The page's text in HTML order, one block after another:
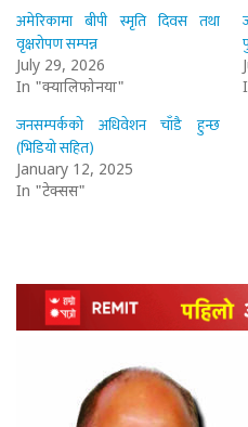
अमेरिकामा बीपी स्मृति दिवस तथा
वृक्षरोपण सम्पन्न
July 29, 2026
In "क्यालिफोर्निया"
जनसम्पर्कको अधिवेशन चाँडै हुन्छ
(भिडियो सहित)
January 12, 2025
In "टेक्सस"